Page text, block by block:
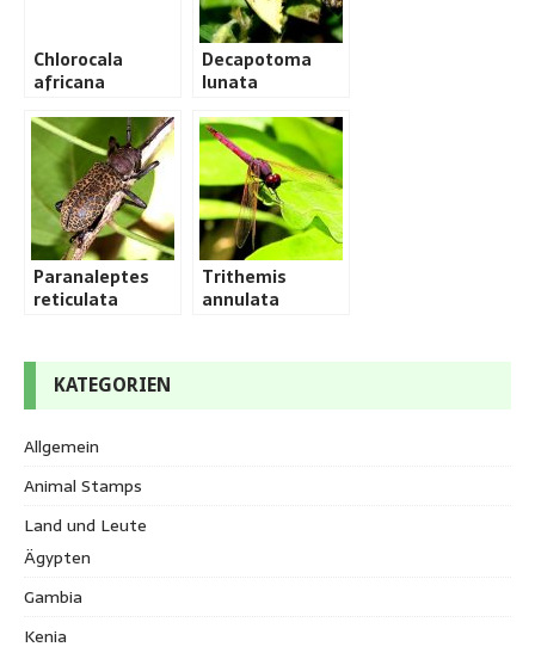
Chlorocala
africana
Decapotoma
lunata
Paranaleptes
reticulata
Trithemis
annulata
KATEGORIEN
Allgemein
Animal Stamps
Land und Leute
Ägypten
Gambia
Kenia